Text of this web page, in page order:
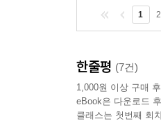
1 2
한줄평 (7건)
1,000원 이상 구매
eBook은 다운로드
클래스는 첫번째 회